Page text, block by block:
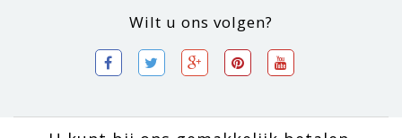
Wilt u ons volgen?